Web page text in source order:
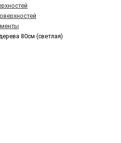
80см (светлая)